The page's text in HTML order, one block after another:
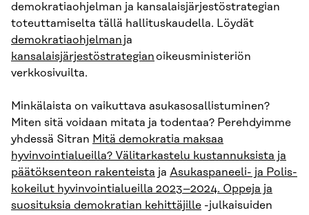
demokratiaohjelman ja kansalaisjärjestöstrategian
toteuttamiselta tällä hallituskaudella. Löydät
demokratiaohjelman ja
kansalaisjärjestöstrategianoikeusministeriön
verkkosivuilta.
Minkälaista on vaikuttava asukasosallistuminen?
Miten sitä voidaan mitata ja todentaa? Perehdyimme
yhdessä Sitran Mitä demokratia maksaa
hyvinvointialueilla? Välitarkastelu kustannuksista ja
päätöksenteon rakenteista ja Asukaspaneeli- ja Polis-
kokeilut hyvinvointialueilla 2023–2024. Oppeja ja
suosituksia demokratian kehittäjille -julkaisuiden